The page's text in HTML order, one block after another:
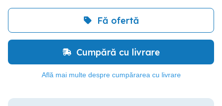
Fă ofertă
Cumpără cu livrare
Află mai multe despre cumpărarea cu livrare